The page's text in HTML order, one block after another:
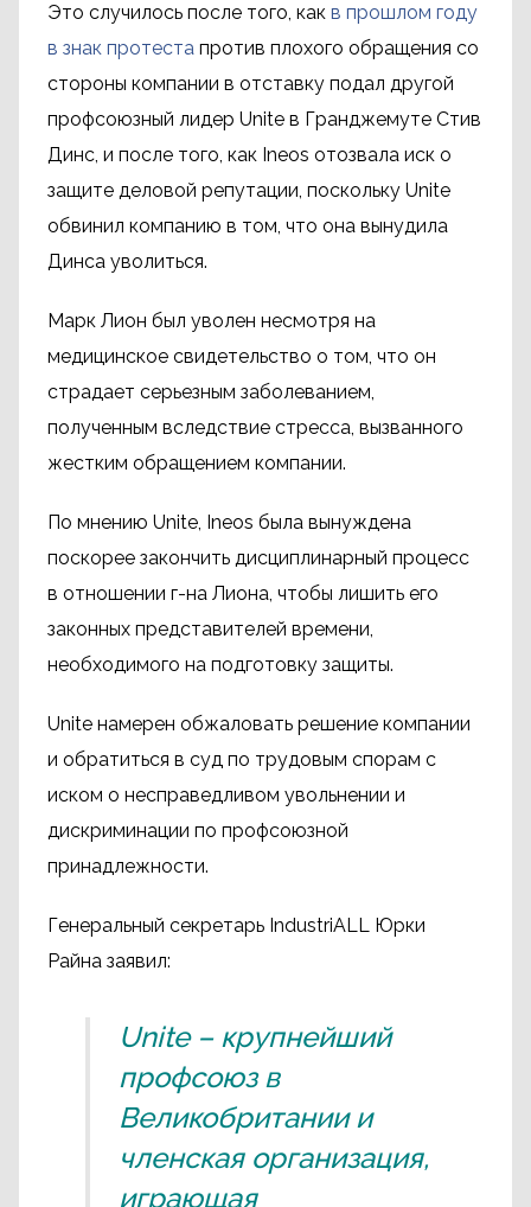
Это случилось после того, как в прошлом году
в знак протеста против плохого обращения со
стороны компании в отставку подал другой
профсоюзный лидер Unite в Гранджемуте Стив
Динс, и после того, как Ineos отозвала иск о
защите деловой репутации, поскольку Unite
обвинил компанию в том, что она вынудила
Динса уволиться.
Марк Лион был уволен несмотря на
медицинское свидетельство о том, что он
страдает серьезным заболеванием,
полученным вследствие стресса, вызванного
жестким обращением компании.
По мнению Unite, Ineos была вынуждена
поскорее закончить дисциплинарный процесс
в отношении г-на Лиона, чтобы лишить его
законных представителей времени,
необходимого на подготовку защиты.
Unite намерен обжаловать решение компании
и обратиться в суд по трудовым спорам с
иском о несправедливом увольнении и
дискриминации по профсоюзной
принадлежности.
Генеральный секретарь IndustriALL Юрки
Райна заявил:
Unite – крупнейший
профсоюз в
Великобритании и
членская организация,
играющая